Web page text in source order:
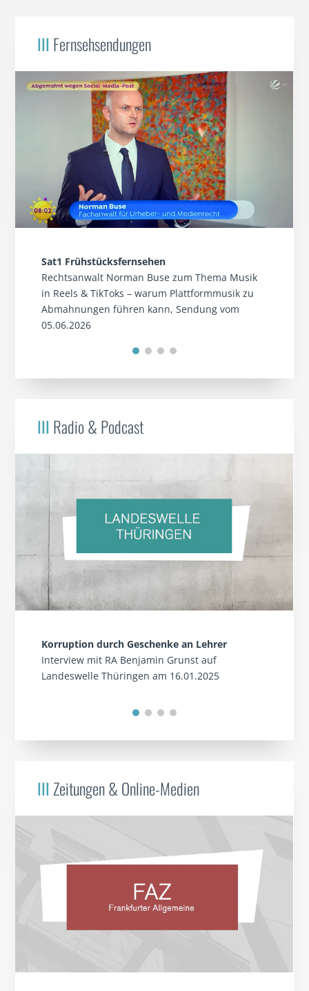
III Fernsehsendungen
Sat1 Frühstücksfernsehen
Rechtsanwalt Norman Buse zum Thema Musik
in Reels & TikToks – warum Plattformmusik zu
Abmahnungen führen kann, Sendung vom
05.06.2026
III Radio & Podcast
Korruption durch Geschenke an Lehrer
Interview mit RA Benjamin Grunst auf
Landeswelle Thüringen am 16.01.2025
IIIZeitungen & Online-Medien